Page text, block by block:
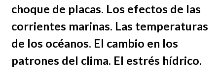
choque de placas. Los efectos de las
corrientes marinas. Las temperaturas
de los océanos. El cambio en los
patrones del clima. El estrés hídrico.